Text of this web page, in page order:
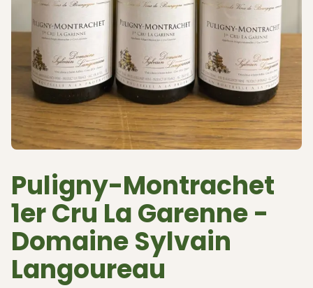
Puligny-Montrachet
1er Cru La Garenne -
Domaine Sylvain
Langoureau